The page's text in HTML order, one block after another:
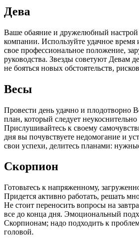
Дева
Ваше обаяние и дружелюбный настрой
компании. Используйте удачное
свое профессиональное положение,
руководства. Звезды советуют Девам
не бояться новых обстоятельств,
Весы
Провести день удачно и плодотворно
план, который следует
Прислушивайтесь к своему
дня вы почувствуете недомогание и
свои успехи, делитесь планами:
Скорпион
Готовьтесь к напряженному,
Придется активно работать, решать
Не стоит переносить вопросы на
все до конца дня. Эмоциональный
Скорпионам; надо подходить к
головой.